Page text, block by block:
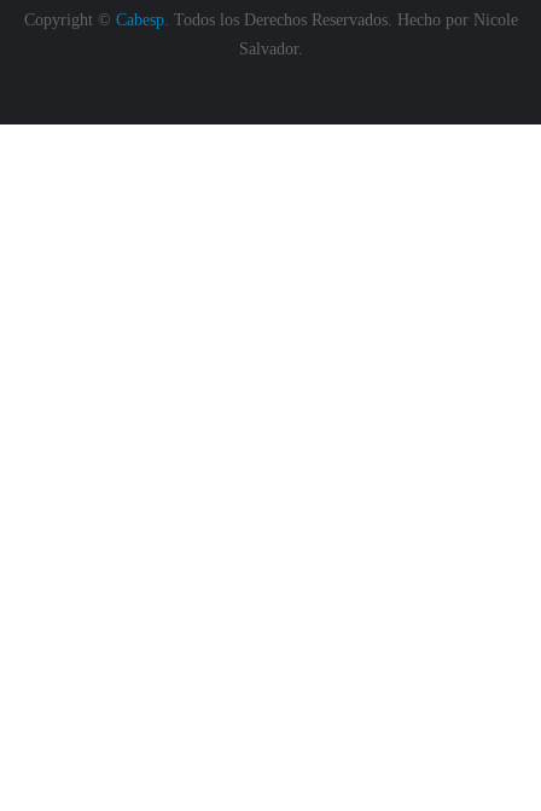
Copyright © Cabesp. Todos los Derechos Reservados. Hecho por Nicole
Salvador.